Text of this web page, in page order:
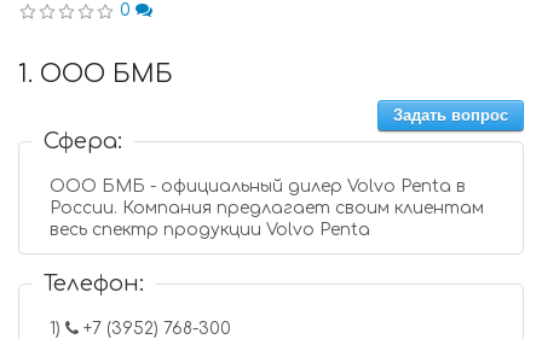
0
1. ООО БМБ
Задать вопрос
Сфера:
ООО БМБ - официальный дилер Volvo Penta в
России. Компания предлагает своим клиентам
весь спектр продукции Volvo Penta
Телефон:
1)
+7 (3952) 768-300